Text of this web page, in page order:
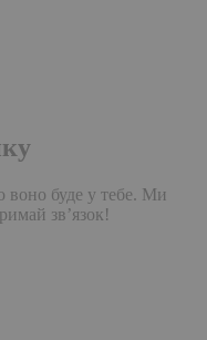
воно буде у тебе. Ми
зв’язок!